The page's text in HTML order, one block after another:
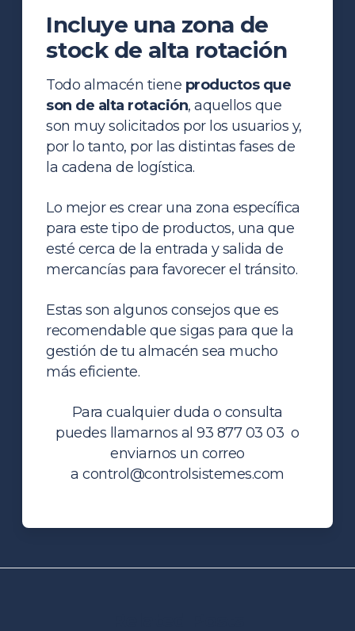
Incluye una zona de
stock de alta rotación
Todo almacén tiene productos que
son de alta rotación, aquellos que
son muy solicitados por los usuarios y,
por lo tanto, por las distintas fases de
la cadena de logística.
Lo mejor es crear una zona específica
para este tipo de productos, una que
esté cerca de la entrada y salida de
mercancías para favorecer el tránsito.
Estas son algunos consejos que es
recomendable que sigas para que la
gestión de tu almacén sea mucho
más eficiente.
Para cualquier duda o consulta
puedes llamarnos al 93 877 03 03 o
enviarnos un correo
a control@controlsistemes.com